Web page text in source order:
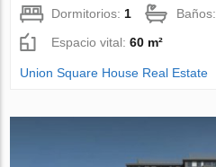
Dormitorios: 1 Baños:
Espacio vital:60 m²
Union Square House Real Estate